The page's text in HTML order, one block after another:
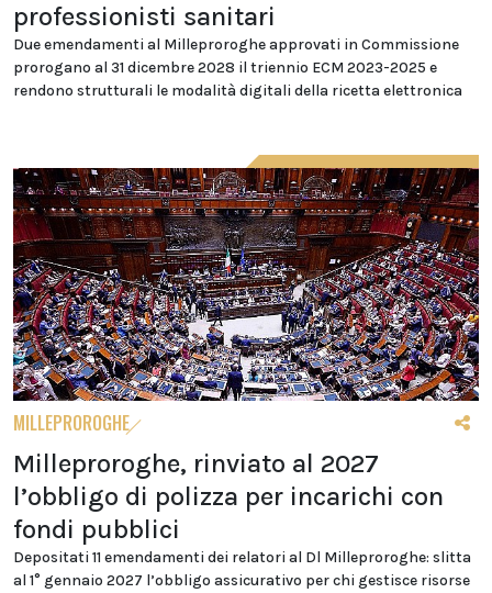
professionisti sanitari
Due emendamenti al Milleproroghe approvati in Commissione
prorogano al 31 dicembre 2028 il triennio ECM 2023-2025 e
rendono strutturali le modalità digitali della ricetta elettronica
MILLEPROROGHE
Milleproroghe, rinviato al 2027
l’obbligo di polizza per incarichi con
fondi pubblici
Depositati 11 emendamenti dei relatori al Dl Milleproroghe: slitta
al 1° gennaio 2027 l’obbligo assicurativo per chi gestisce risorse